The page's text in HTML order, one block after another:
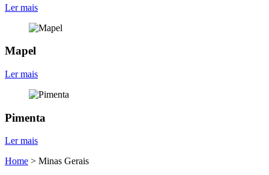
Ler mais
Mapel
Ler mais
Pimenta
Ler mais
Home > Minas Gerais